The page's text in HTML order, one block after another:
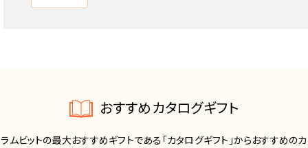
おすすめカタログギフト
ラムビットの最大おすすめギフトである「カタログギフト」からおすすめのカ